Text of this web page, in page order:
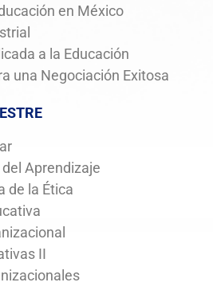
en México
a la Educación
una Negociación Exitosa
Aprendizaje
de la Ética
II